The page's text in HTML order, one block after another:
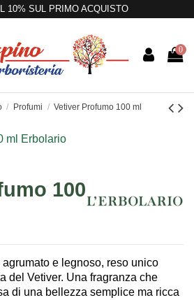
10% SUL PRIMO ACQUISTO
0
Profumi Vetiver Profumo 100 ml
100
e legnoso, reso unico
del Vetiver. Una fragranza che
di una bellezza semplice ma ricca